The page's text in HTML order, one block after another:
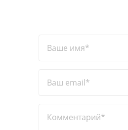
Ваше имя*
Ваш email*
Комментарий*